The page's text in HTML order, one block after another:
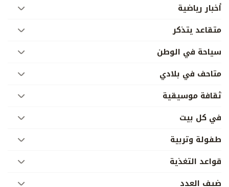
أخبار رياضية
متقاعد يتذكر
سياحة في الوطن
متاحف في بلادي
ثقافة موسيقية
في كل بيت
طفولة وتربية
قواعد التغذية
ضيف العدد